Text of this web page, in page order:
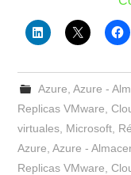
Azure Azure -
Replicas VMware ,
virtuales Microsoft
Azure ,Azure -
Replicas VMware ,